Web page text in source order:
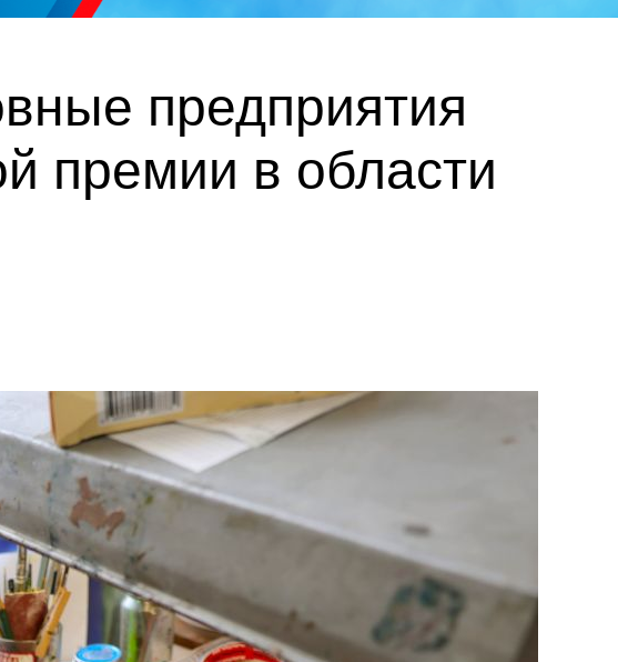
предприятия
премии в области